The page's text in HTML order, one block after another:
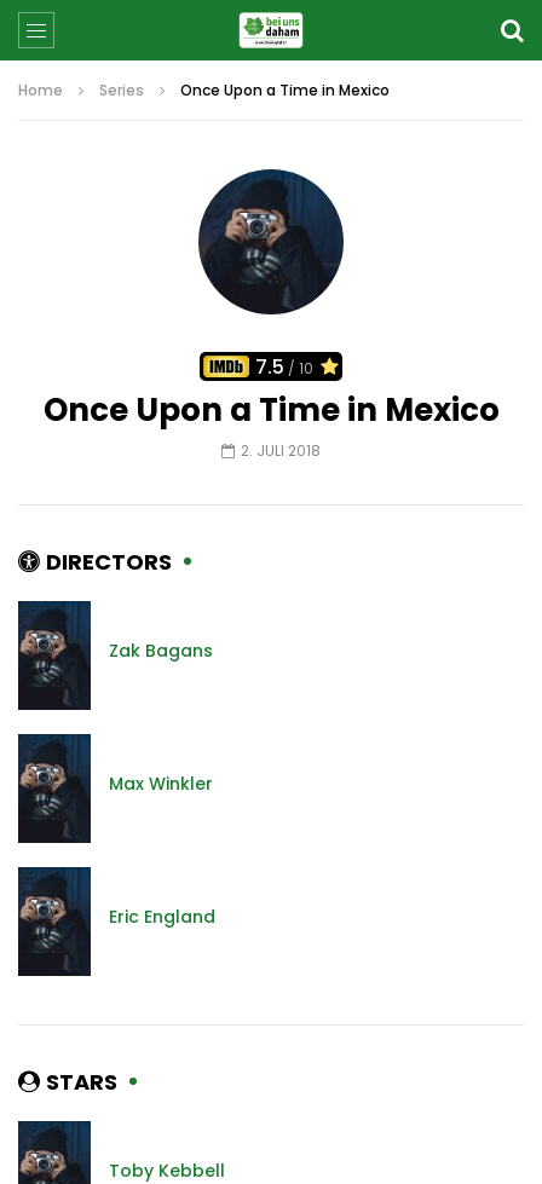
Home Series Once Upon a Time in Mexico
7.5 / 10
Once Upon a Time in Mexico
2. JULI 2018
DIRECTORS
Zak Bagans
Max Winkler
Eric England
STARS
Toby Kebbell